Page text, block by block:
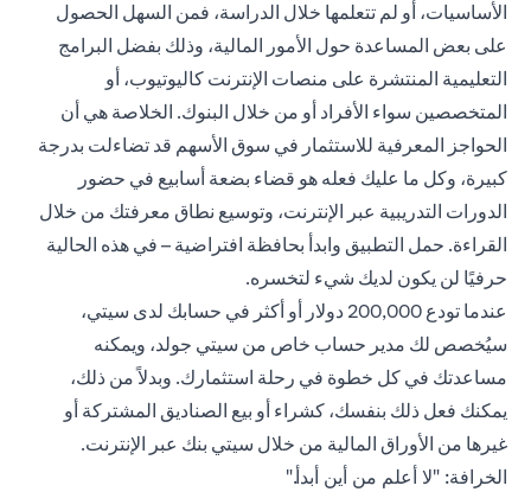
الأساسيات، أو لم تتعلمها خلال الدراسة، فمن السهل الحصول
على بعض المساعدة حول الأمور المالية، وذلك بفضل البرامج
التعليمية المنتشرة على منصات الإنترنت كاليوتيوب، أو
المتخصصين سواء الأفراد أو من خلال البنوك. الخلاصة هي أن
الحواجز المعرفية للاستثمار في سوق الأسهم قد تضاءلت بدرجة
كبيرة، وكل ما عليك فعله هو قضاء بضعة أسابيع في حضور
الدورات التدريبية عبر الإنترنت، وتوسيع نطاق معرفتك من خلال
القراءة. حمل التطبيق وابدأ بحافظة افتراضية – في هذه الحالية
حرفيًا لن يكون لديك شيء لتخسره.
عندما تودع 200,000 دولار أو أكثر في حسابك لدى سيتي،
سيُخصص لك مدير حساب خاص من سيتي جولد، ويمكنه
مساعدتك في كل خطوة في رحلة استثمارك. وبدلاً من ذلك،
يمكنك فعل ذلك بنفسك، كشراء أو بيع الصناديق المشتركة أو
غيرها من الأوراق المالية من خلال سيتي بنك عبر الإنترنت.
الخرافة: "لا أعلم من أين أبدأ."